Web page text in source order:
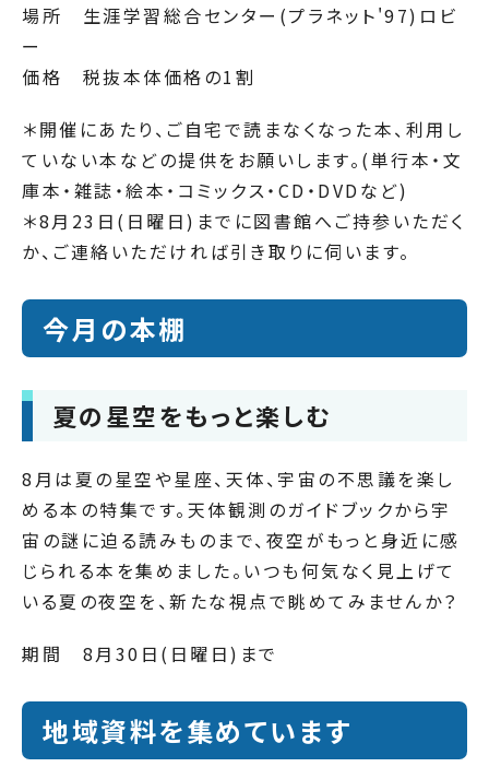
場所 生涯学習総合センター(プラネット'97)ロビ
ー
価格 税抜本体価格の1割
＊開催にあたり、ご自宅で読まなくなった本、利用し
ていない本などの提供をお願いします。(単行本・文
庫本・雑誌・絵本・コミックス・CD・DVDなど)
＊8月23日(日曜日)までに図書館へご持参いただく
か、ご連絡いただければ引き取りに伺います。
今月の本棚
夏の星空をもっと楽しむ
8月は夏の星空や星座、天体、宇宙の不思議を楽し
める本の特集です。天体観測のガイドブックから宇
宙の謎に迫る読みものまで、夜空がもっと身近に感
じられる本を集めました。いつも何気なく見上げて
いる夏の夜空を、新たな視点で眺めてみませんか？
期間 8月30日(日曜日)まで
地域資料を集めています